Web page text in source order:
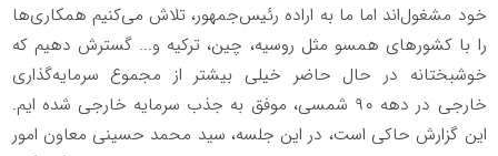
خود مشغول‌اند اما ما به اراده رئیس‌جمهور، تلاش می‌کنیم همکاری‌ها
را با کشورهای همسو مثل روسیه، چین، ترکیه و... گسترش دهیم که
خوشبختانه در حال حاضر خیلی بیشتر از مجموع سرمایه‌گذاری
خارجی در دهه ۹۰ شمسی، موفق به جذب سرمایه خارجی شده ایم.
این گزارش حاکی است، در این جلسه، سید محمد حسینی معاون امور